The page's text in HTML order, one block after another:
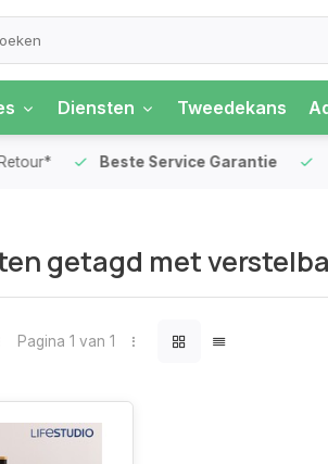
Diensten Tweedekans
Beste Service Garantie
getagd met
Pagina 1 van 1